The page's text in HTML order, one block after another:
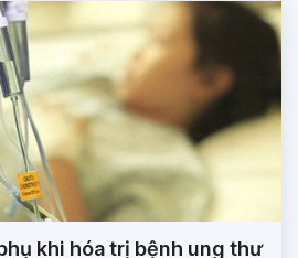
khi hóa trị bệnh ung thư